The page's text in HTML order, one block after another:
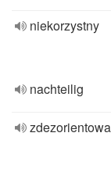
niekorzystny
nachteilig